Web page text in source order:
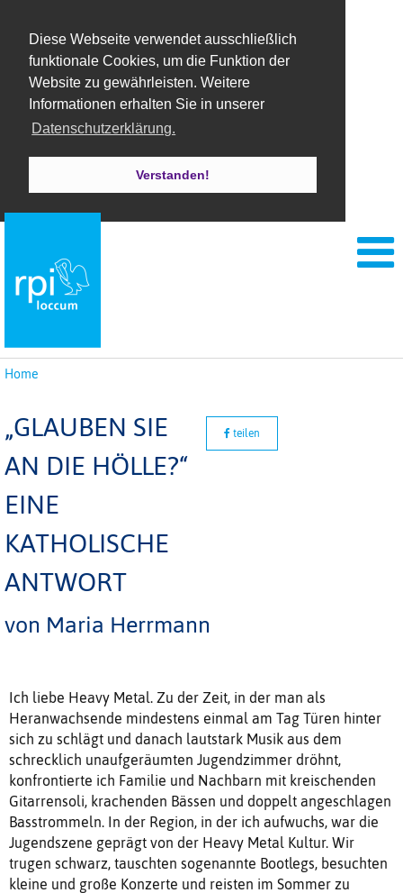
Diese Webseite verwendet ausschließlich
funktionale Cookies, um die Funktion der
Website zu gewährleisten. Weitere
Informationen erhalten Sie in unserer
Datenschutzerklärung.
Verstanden!
Home
„GLAUBEN SIE
AN DIE HÖLLE?“
EINE
KATHOLISCHE
ANTWORT
teilen
von Maria Herrmann
Ich liebe Heavy Metal. Zu der Zeit, in der man als
Heranwachsende mindestens einmal am Tag Türen hinter
sich zu schlägt und danach lautstark Musik aus dem
schrecklich unaufgeräumten Jugendzimmer dröhnt,
konfrontierte ich Familie und Nachbarn mit kreischenden
Gitarrensoli, krachenden Bässen und doppelt angeschlagen
Basstrommeln. In der Region, in der ich aufwuchs, war die
Jugendszene geprägt von der Heavy Metal Kultur. Wir
trugen schwarz, tauschten sogenannte Bootlegs, besuchten
kleine und große Konzerte und reisten im Sommer zu